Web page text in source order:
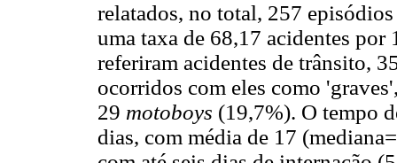
relatados, no total, 257
uma taxa de 68,17 acidentes por
referiram acidentes de trânsito,
ocorridos com eles como
29 motoboys (19,7%). O tempo
dias, com média de 17